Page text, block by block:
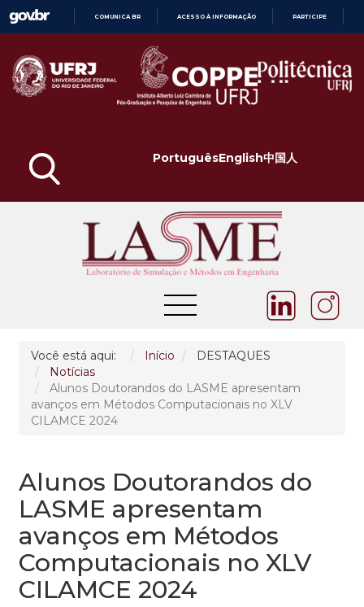
CONTEÚDO
COMUNICA BR ACESSO À INFORMAÇÃO PARTICIPE
PortuguêsEnglish中国人
Você está aqui: Início
DESTAQUES
Notícias
Alunos Doutorandos do LASME apresentam
avanços em Métodos Computacionais no XLV
CILAMCE 2024
Alunos Doutorandos do
LASME apresentam
avanços em Métodos
Computacionais no XLV
CILAMCE 2024